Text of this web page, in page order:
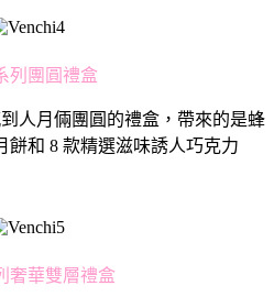
列團圓禮盒
人月倆團圓的禮盒，帶來的是蜂
餅和 8 款精選滋味誘人巧克力
奢華雙層禮盒